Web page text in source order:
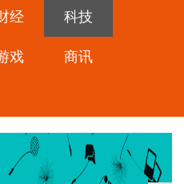
经 科技
戏 商讯